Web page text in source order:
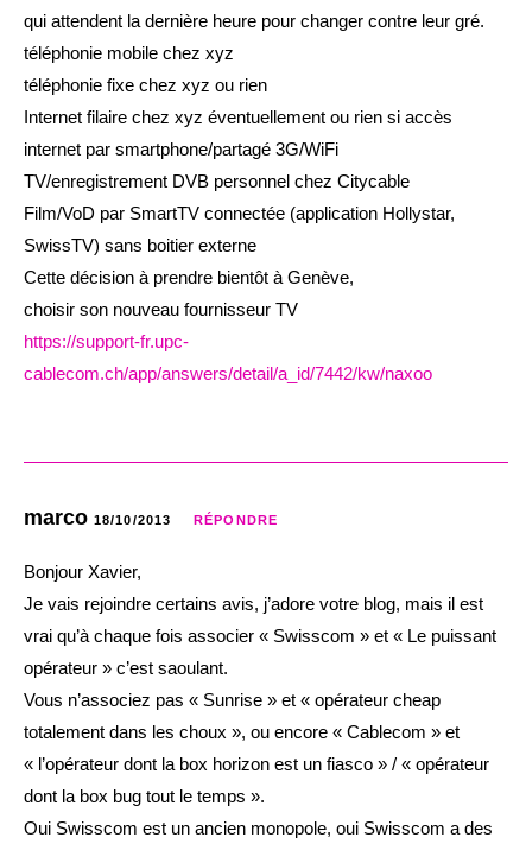
qui attendent la dernière heure pour changer contre leur gré.
téléphonie mobile chez xyz
téléphonie fixe chez xyz ou rien
Internet filaire chez xyz éventuellement ou rien si accès
internet par smartphone/partagé 3G/WiFi
TV/enregistrement DVB personnel chez Citycable
Film/VoD par SmartTV connectée (application Hollystar,
SwissTV) sans boitier externe
Cette décision à prendre bientôt à Genève,
choisir son nouveau fournisseur TV
https://support-fr.upc-
cablecom.ch/app/answers/detail/a_id/7442/kw/naxoo
marco 18/10/2013 RÉPONDRE
Bonjour Xavier,
Je vais rejoindre certains avis, j’adore votre blog, mais il est
vrai qu’à chaque fois associer « Swisscom » et « Le puissant
opérateur » c’est saoulant.
Vous n’associez pas « Sunrise » et « opérateur cheap
totalement dans les choux », ou encore « Cablecom » et
« l’opérateur dont la box horizon est un fiasco » / « opérateur
dont la box bug tout le temps ».
Oui Swisscom est un ancien monopole, oui Swisscom a des